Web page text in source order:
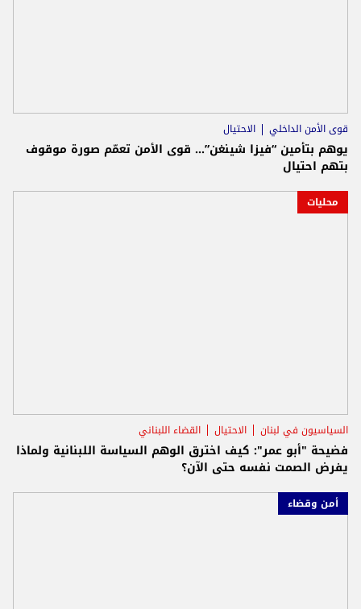
قوى الأمن الداخلي الاحتيال
يوهم بتأمين “فيزا شينغن”… قوى الأمن تعمّم صورة موقوف
بتهم احتيال
محليات
السياسيون في لبنان الاحتيال القضاء اللبناني
فضيحة "أبو عمر": كيف اخترق الوهم السياسة اللبنانية ولماذا
يفرض الصمت نفسه حتى الآن؟
أمن وقضاء